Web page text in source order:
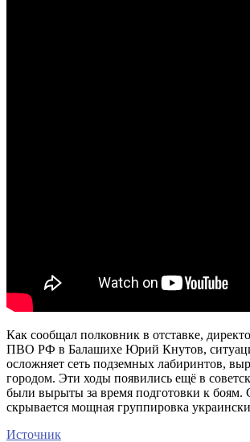
Как сообщал полковник в отставке,
ПВО РФ в Балашихе Юрий Кнутов,
осложняет сеть подземных лабиринтов,
городом. Эти ходы появились ещё в
были вырыты за время подготовки к боям.
скрывается мощная группировка
Источник